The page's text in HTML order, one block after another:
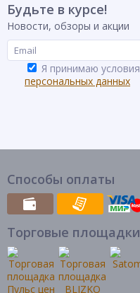
Будьте в курсе!
Новости, обзоры и акции
Я принимаю условия
персональных данных
Способы оплаты
Торговые площадки